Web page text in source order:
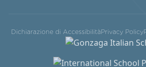
Dichiarazione di AccessibilitàPrivacy Policy